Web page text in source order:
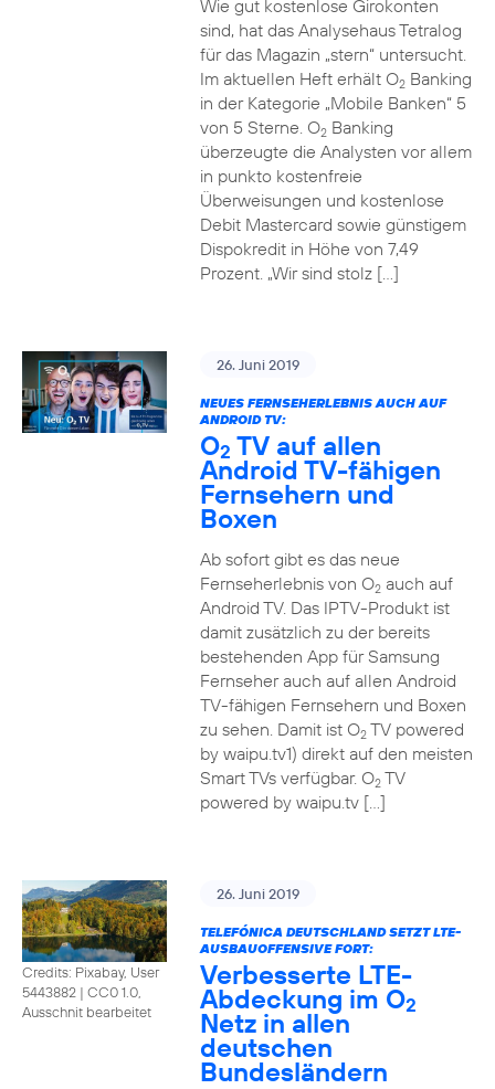
Wie gut kostenlose Girokonten
sind, hat das Analysehaus Tetralog
für das Magazin „stern“ untersucht.
Im aktuellen Heft erhält O2Banking
in der Kategorie „Mobile Banken“ 5
von 5 Sterne. O2Banking
überzeugte die Analysten vor allem
in punkto kostenfreie
Überweisungen und kostenlose
Debit Mastercard sowie günstigem
Dispokredit in Höhe von 7,49
Prozent. „Wir sind stolz […]
26. Juni 2019
NEUES FERNSEHERLEBNIS AUCH AUF
ANDROID TV:
O2 TV auf allen
Android TV-fähigen
Fernsehern und
Boxen
Ab sofort gibt es das neue
Fernseherlebnis von O2auch auf
Android TV. Das IPTV-Produkt ist
damit zusätzlich zu der bereits
bestehenden App für Samsung
Fernseher auch auf allen Android
TV-fähigen Fernsehern und Boxen
zu sehen. Damit ist O2TV powered
by waipu.tv1) direkt auf den meisten
Smart TVs verfügbar. O2TV
powered by waipu.tv […]
Credits: Pixabay, User
5443882 | CC0 1.0,
Ausschnit bearbeitet
26. Juni 2019
TELEFÓNICA DEUTSCHLAND SETZT LTE-
AUSBAUOFFENSIVE FORT:
Verbesserte LTE-
Abdeckung im O2
Netz in allen
deutschen
Bundesländern